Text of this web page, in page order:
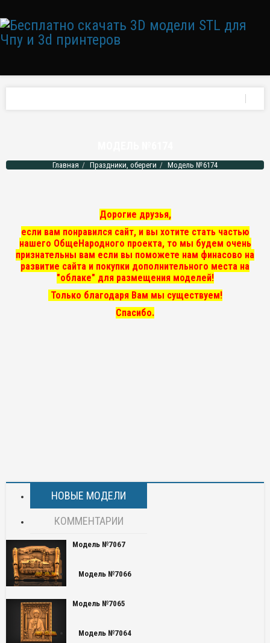
Главная Праздники, обереги Модель №6174
Дорогие друзья,
если вам понравился сайт, и вы хотите стать частью
нашего ОбщеНародного проекта, то мы будем очень
признательны вам если вы поможете нам финасово на
развитие сайта и покупки дополнительного места на
"облаке" для размещения моделей!
Только благодаря Вам мы существуем!
Спасибо.
НОВЫЕ МОДЕЛИ
КОММЕНТАРИИ
Модель №7067
Модель №7066
Модель №7065
Модель №7064